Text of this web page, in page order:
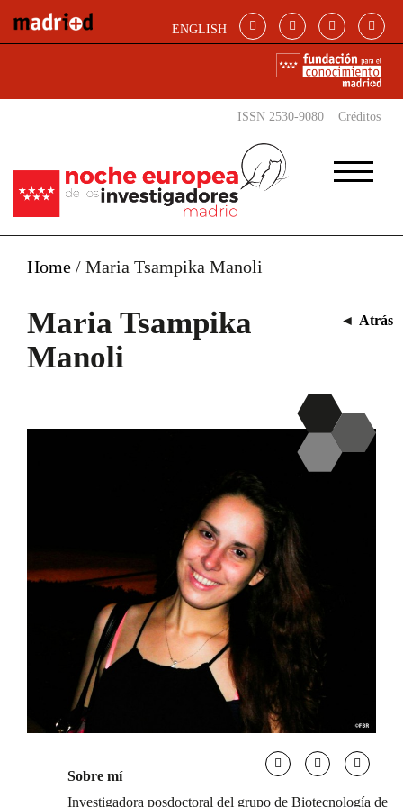
ENGLISH
ISSN 2530-9080 Créditos
Home / Maria Tsampika Manoli
Maria Tsampika
Manoli
◄ Atrás
Sobre mí
Investigadora posdoctoral del grupo de Biotecnología de